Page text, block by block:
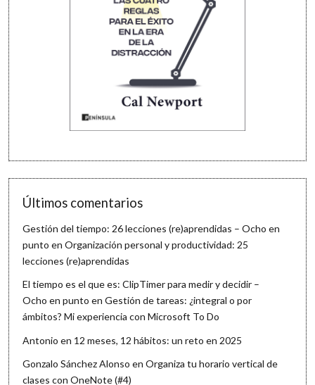
Últimos comentarios
Gestión del tiempo: 26 lecciones (re)aprendidas – Ocho en
punto enOrganización personal y productividad: 25
lecciones (re)aprendidas
El tiempo es el que es: ClipTimer para medir y decidir –
Ocho en punto enGestión de tareas: ¿integral o por
ámbitos? Mi experiencia con Microsoft To Do
Antonio en 12 meses, 12 hábitos: un reto en 2025
Gonzalo Sánchez Alonso enOrganiza tu horario vertical de
clases con OneNote (#4)